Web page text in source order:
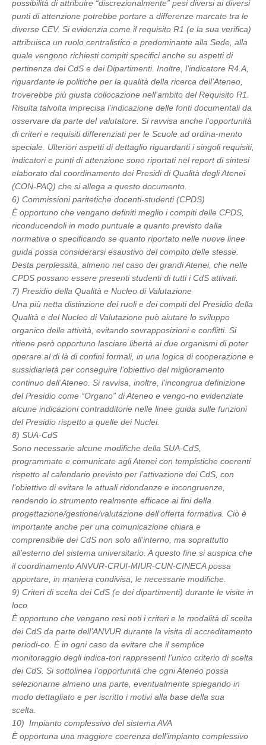
possibilità di attribuire “discrezionalmente” pesi diversi ai diversi
punti di attenzione potrebbe portare a differenze marcate tra le
diverse CEV. Si evidenzia come il requisito R1 (e la sua verifica)
attribuisca un ruolo centralistico e predominante alla Sede, alla
quale vengono richiesti compiti specifici anche su aspetti di
pertinenza dei CdS e dei Dipartimenti. Inoltre, l’indicatore R4.A,
riguardante le politiche per la qualità della ricerca dell’Ateneo,
troverebbe più giusta collocazione nell’ambito del Requisito R1.
Risulta talvolta imprecisa l’indicazione delle fonti documentali da
osservare da parte del valutatore. Si ravvisa anche l’opportunità
di criteri e requisiti differenziati per le Scuole ad ordina-mento
speciale. Ulteriori aspetti di dettaglio riguardanti i singoli requisiti,
indicatori e punti di attenzione sono riportati nel report di sintesi
elaborato dal coordinamento dei Presidi di Qualità degli Atenei
(CON-PAQ) che si allega a questo documento.
6) Commissioni paritetiche docenti-studenti (CPDS)
È opportuno che vengano definiti meglio i compiti delle CPDS,
riconducendoli in modo puntuale a quanto previsto dalla
normativa o specificando se quanto riportato nelle nuove linee
guida possa considerarsi esaustivo del compito delle stesse.
Desta perplessità, almeno nel caso dei grandi Atenei, che nelle
CPDS possano essere presenti studenti di tutti i CdS attivati.
7) Presidio della Qualità e Nucleo di Valutazione
Una più netta distinzione dei ruoli e dei compiti del Presidio della
Qualità e del Nucleo di Valutazione può aiutare lo sviluppo
organico delle attività, evitando sovrapposizioni e conflitti. Si
ritiene però opportuno lasciare libertà ai due organismi di poter
operare al di là di confini formali, in una logica di cooperazione e
sussidiarietà per conseguire l’obiettivo del miglioramento
continuo dell’Ateneo. Si ravvisa, inoltre, l’incongrua definizione
del Presidio come “Organo” di Ateneo e vengo-no evidenziate
alcune indicazioni contradditorie nelle linee guida sulle funzioni
del Presidio rispetto a quelle dei Nuclei.
8) SUA-CdS
Sono necessarie alcune modifiche della SUA-CdS,
programmate e comunicate agli Atenei con tempistiche coerenti
rispetto al calendario previsto per l’attivazione dei CdS, con
l’obiettivo di evitare le attuali ridondanze e incongruenze,
rendendo lo strumento realmente efficace ai fini della
progettazione/gestione/valutazione dell’offerta formativa. Ciò è
importante anche per una comunicazione chiara e
comprensibile dei CdS non solo all’interno, ma soprattutto
all’esterno del sistema universitario. A questo fine si auspica che
il coordinamento ANVUR-CRUI-MIUR-CUN-CINECA possa
apportare, in maniera condivisa, le necessarie modifiche.
9) Criteri di scelta dei CdS (e dei dipartimenti) durante le visite in
loco
È opportuno che vengano resi noti i criteri e le modalità di scelta
dei CdS da parte dell’ANVUR durante la visita di accreditamento
periodi-co. È in ogni caso da evitare che il semplice
monitoraggio degli indica-tori rappresenti l’unico criterio di scelta
dei CdS. Si sottolinea l’opportunità che ogni Ateneo possa
selezionarne almeno una parte, eventualmente spiegando in
modo dettagliato e per iscritto i motivi alla base della sua
scelta.
10) Impianto complessivo del sistema AVA
È opportuna una maggiore coerenza dell’impianto complessivo